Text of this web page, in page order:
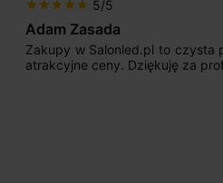
star star star star star 5/5
Adam Zasada
Zakupy w Salonled.pl to czysta
atrakcyjne ceny. Dziękuję za